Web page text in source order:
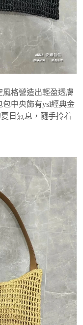
格營造出輕盈透膚
中央飾有ysl經典金
日氣息，隨手拎着